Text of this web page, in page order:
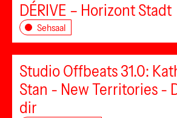
DÉRIVE – Horizont Stadt
Sehsaal
Studio Offbeats 31.0:
Stan - New Territories -
dir